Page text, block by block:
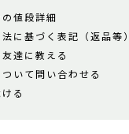
値段詳細
に基づく表記（返品等）
達に教える
いて問い合わせる
る